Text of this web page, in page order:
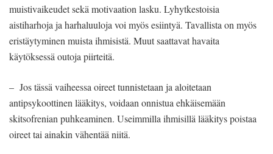
muistivaikeudet sekä motivaation lasku. Lyhytkestoisia
aistiharhoja ja harhaluuloja voi myös esiintyä. Tavallista on myös
eristäytyminen muista ihmisistä. Muut saattavat havaita
käytöksessä outoja piirteitä.
– Jos tässä vaiheessa oireet tunnistetaan ja aloitetaan
antipsykoottinen lääkitys, voidaan onnistua ehkäisemään
skitsofrenian puhkeaminen. Useimmilla ihmisillä lääkitys poistaa
oireet tai ainakin vähentää niitä.